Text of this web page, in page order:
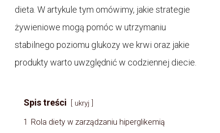
dieta. W artykule tym omówimy, jakie strategie
żywieniowe mogą pomóc w utrzymaniu
stabilnego poziomu glukozy we krwi oraz jakie
produkty warto uwzględnić w codziennej diecie.
Spis treści ukryj
1 Rola diety w zarządzaniu hiperglikemią